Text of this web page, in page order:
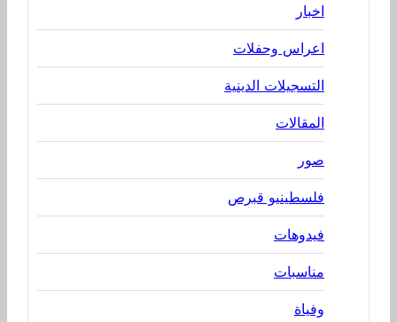
اخبار
اعراس وحفلات
التسجيلات الدينية
المقالات
صور
فلسطينيو قبرص
فيدوهات
مناسبات
وفياة